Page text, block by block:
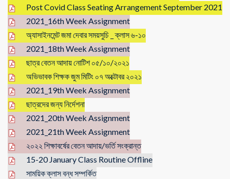
Post Covid Class Seating Arrangement September 2021
2021_16th Week Assignment
অ্যাসাইনমেন্ট জমা দেবার সময়সুচি _ ক্লাস ৬-১০
2021_18th Week Assignment
ছাত্র বেতন আদায় নোটিশ ০৫/১০/২০২১
অভিভাবক শিক্ষক জুম মিটিং ০৭ অক্টোবর ২০২১
2021_19th Week Assignment
ছাত্রদের জন্য নির্দেশনা
2021_20th Week Assignment
2021_21th Week Assignment
২০২২ শিক্ষাবর্ষের বেতন আদায়/ভর্তি সংক্রান্ত
15-20 January Class Routine Offline
সাময়িক ক্লাস বন্ধ সম্পর্কিত